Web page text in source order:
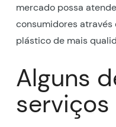
mercado possa
consumidores
plástico de mais
Alguns
serviços